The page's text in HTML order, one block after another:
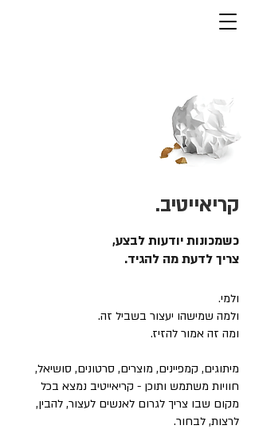
קריאייטיב.
כשמכונות יודעות לבצע,
צריך לדעת מה להגיד.
ולמי.
ולמה שמישהו יעצור בשביל זה.
ומה זה אמור להזיז.
מיתוגים, קמפיינים, מוצרים, סרטונים, סושיאל,
חוויות משתמש ותוכן - קריאייטיב נמצא בכל
מקום שבו צריך לגרום לאנשים לעצור, להבין,
לרצות, לבחור.